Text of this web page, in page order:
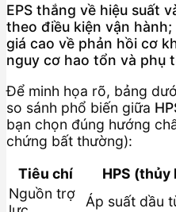
EPS thắng về hiệu suất
theo điều kiện vận
giá cao về phản hồi cơ
nguy cơ hao tổn và phụ
Để minh họa rõ, bảng
so sánh phổ biến giữa
bạn chọn đúng hướng
chứng bất thường):
Tiêu chí
HPS (thủy
Nguồn trợ
Áp suất dầu